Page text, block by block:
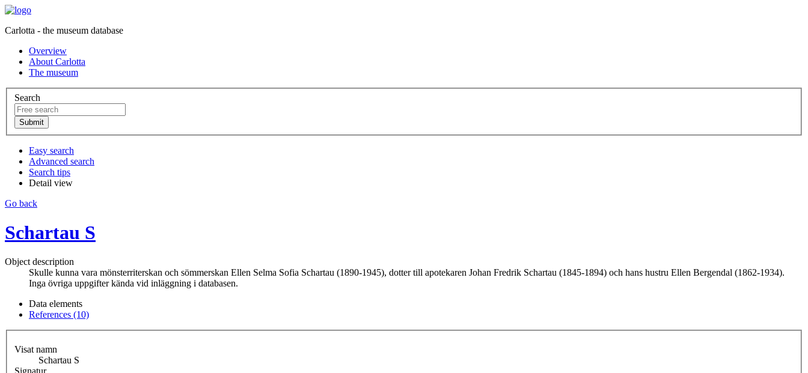
Carlotta - the museum database
Overview
About Carlotta
The museum
Search
Easy search
Advanced search
Search tips
Detail view
Go back
Schartau S
Object description
Skulle kunna vara mönsterriterskan och sömmerskan Ellen Selma Sofia Schartau (1890-1945), dotter till apotekaren Johan Fredrik Schartau (1845-1894) och hans hustru Ellen Bergendal (1862-1934).
Inga övriga uppgifter kända vid inläggning i databasen.
Data elements
References (10)
Visat namn
Schartau S
Signatur